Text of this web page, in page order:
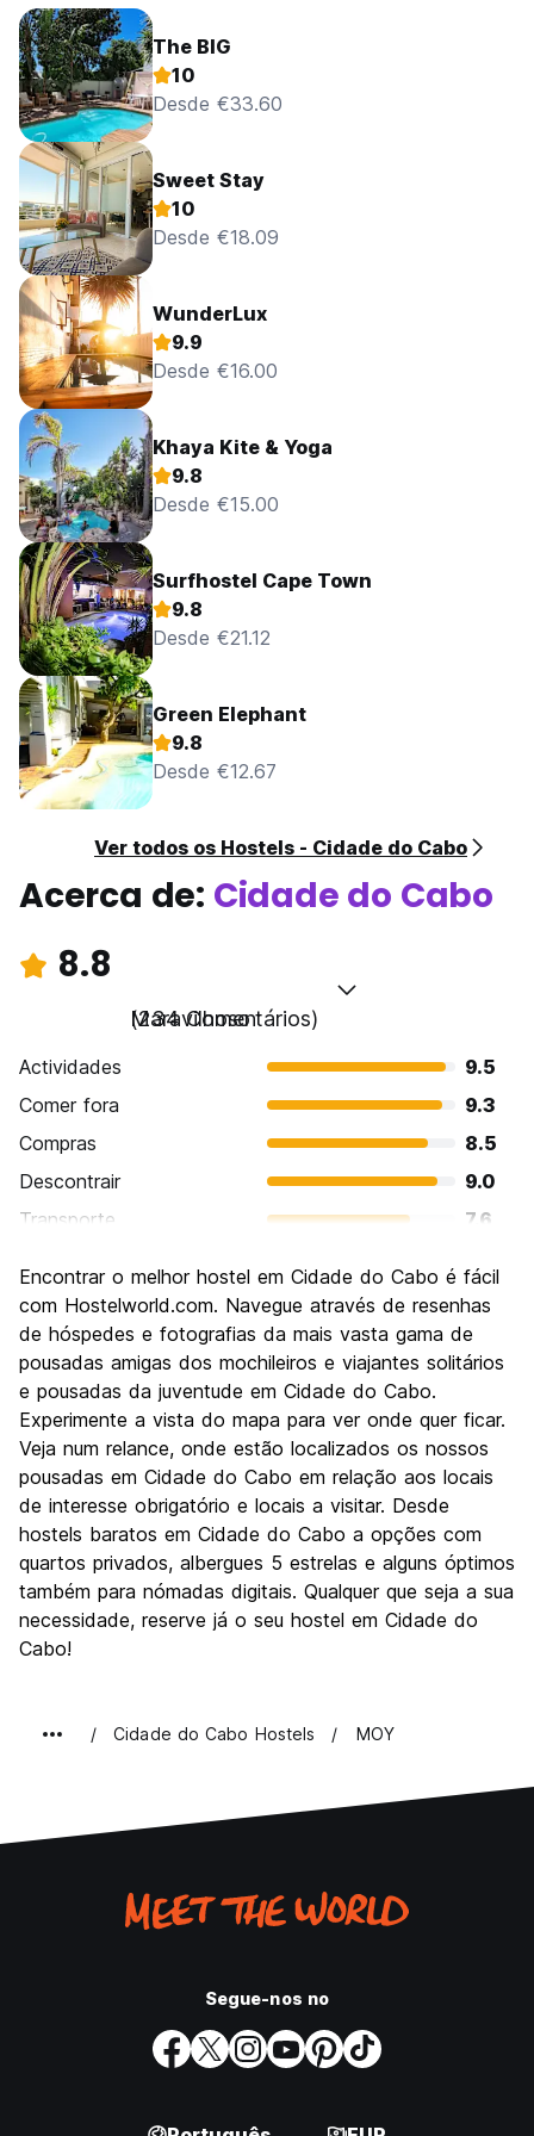
The BIG
10
Desde €33.60
Sweet Stay
10
Desde €18.09
WunderLux
9.9
Desde €16.00
Khaya Kite & Yoga
9.8
Desde €15.00
Surfhostel Cape Town
9.8
Desde €21.12
Green Elephant
9.8
Desde €12.67
Ver todos os Hostels - Cidade do Cabo
Acerca de: Cidade do Cabo
8.8
Maravilhoso
(234 Comentários)
Actividades
9.5
Comer fora
9.3
Compras
8.5
Descontrair
9.0
Transporte
7.6
Cultura
8.8
Festas / vida noturna
8.4
Custo-beneficio
8.8
Encontrar o melhor hostel em Cidade do Cabo é fácil
com Hostelworld.com. Navegue através de resenhas
de hóspedes e fotografias da mais vasta gama de
pousadas amigas dos mochileiros e viajantes solitários
e pousadas da juventude em Cidade do Cabo.
Experimente a vista do mapa para ver onde quer ficar.
Veja num relance, onde estão localizados os nossos
pousadas em Cidade do Cabo em relação aos locais
de interesse obrigatório e locais a visitar. Desde
hostels baratos em Cidade do Cabo a opções com
quartos privados, albergues 5 estrelas e alguns óptimos
também para nómadas digitais. Qualquer que seja a sua
necessidade, reserve já o seu hostel em Cidade do
Cabo!
Cidade do Cabo Hostels MOY
Segue-nos no